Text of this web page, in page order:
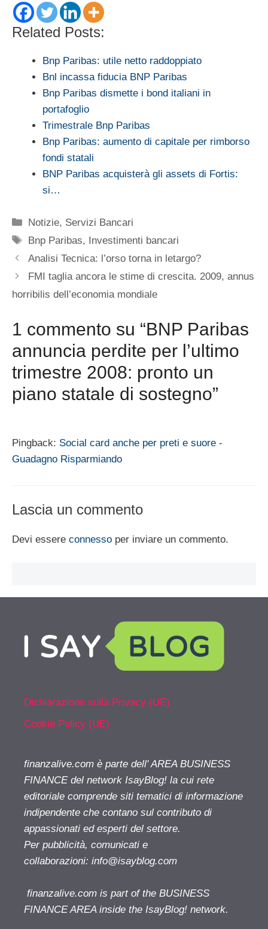
Related Posts:
Bnp Paribas: utile netto raddoppiato
Bnl incassa fiducia BNP Paribas
Bnp Paribas dismette i bond italiani in
portafoglio
Trimestrale Bnp Paribas
Bnp Paribas: aumento di capitale per rimborso
fondi statali
BNP Paribas acquisterà gli assets di Fortis:
si…
Categorie
Notizie, Servizi Bancari
Tag
Bnp Paribas, Investimenti bancari
Analisi Tecnica: l’orso torna in letargo?
FMI taglia ancora le stime di crescita. 2009, annus
horribilis dell’economia mondiale
1 commento su “BNP Paribas
annuncia perdite per l’ultimo
trimestre 2008: pronto un
piano statale di sostegno”
Pingback: Social card anche per preti e suore -
Guadagno Risparmiando
Lascia un commento
Devi essere connesso per inviare un commento.
Dichiarazione sulla Privacy (UE)
Cookie Policy (UE)
finanzalive.com è parte dell' AREA BUSINESS
FINANCE del network IsayBlog! la cui rete
editoriale comprende siti tematici di informazione
indipendente che contano sul contributo di
appassionati ed esperti del settore.
Per pubblicità, comunicati e
collaborazioni: info@isayblog.com
finanzalive.com is part of the BUSINESS
FINANCE AREA inside the IsayBlog! network.